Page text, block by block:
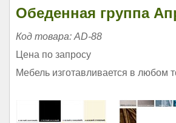
Обеденная группа
Код товара: AD-88
Цена по запросу
Мебель изготавливается в любом